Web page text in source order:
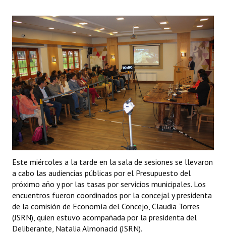
Este miércoles a la tarde en la sala de sesiones se llevaron
a cabo las audiencias públicas por el Presupuesto del
próximo año y por las tasas por servicios municipales. Los
encuentros fueron coordinados por la concejal y presidenta
de la comisión de Economía del Concejo, Claudia Torres
(JSRN), quien estuvo acompañada por la presidenta del
Deliberante, Natalia Almonacid (JSRN).